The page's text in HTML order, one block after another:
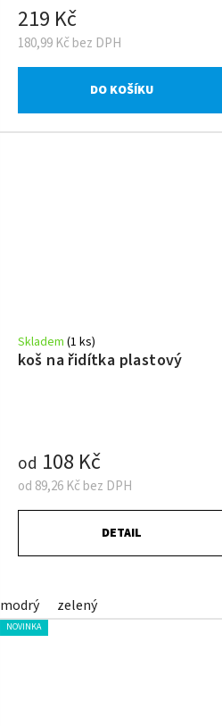
180,99 Kč bez DPH
219 Kč
DO KOŠÍKU
koš na řidítka plastový
Skladem (1 ks)
od 89,26 Kč bez DPH
od 108 Kč
DETAIL
modrý zelený
NOVINKA